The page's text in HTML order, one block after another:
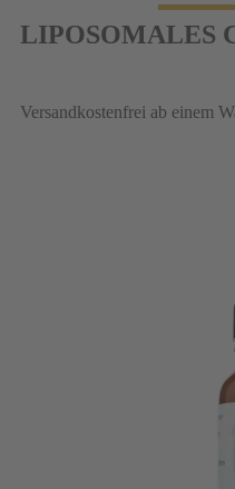
LIPOSOMALES
Versandkostenfrei ab einem